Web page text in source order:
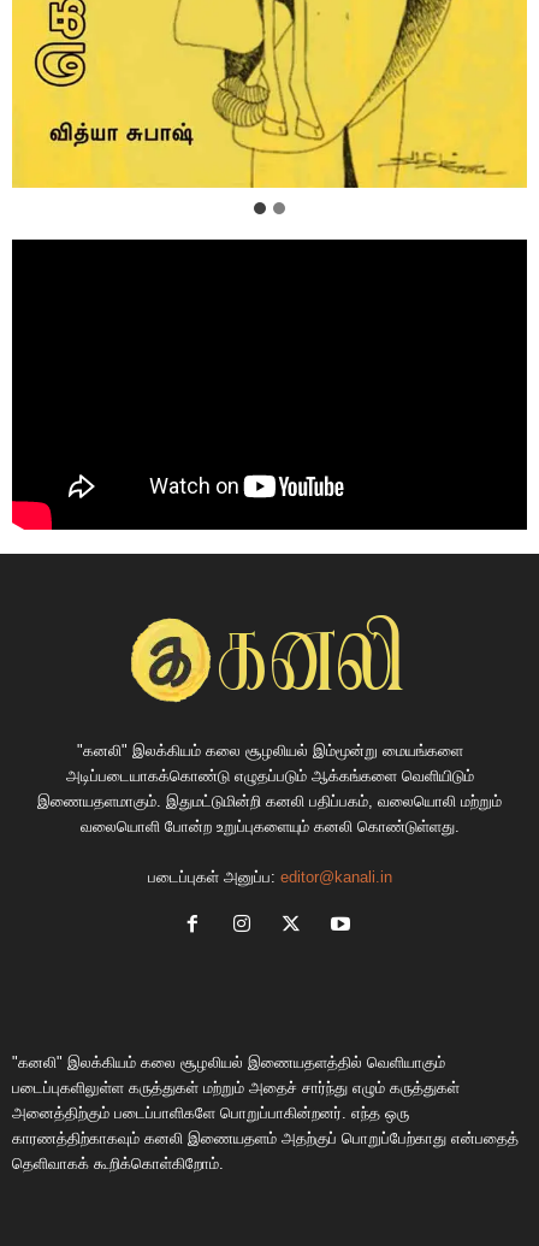
"கனலி" இலக்கியம் கலை சூழலியல் இம்மூன்று மையங்களை
அடிப்படையாகக்கொண்டு எழுதப்படும் ஆக்கங்களை வெளியிடும்
இணையதளமாகும். இதுமட்டுமின்றி கனலி பதிப்பகம், வலையொலி மற்றும்
வலையொளி போன்ற உறுப்புகளையும் கனலி கொண்டுள்ளது.
படைப்புகள் அனுப்ப: editor@kanali.in
"கனலி" இலக்கியம் கலை சூழலியல் இணையதளத்தில் வெளியாகும்
படைப்புகளிலுள்ள கருத்துகள் மற்றும் அதைச் சார்ந்து எழும் கருத்துகள்
அனைத்திற்கும் படைப்பாளிகளே பொறுப்பாகின்றனர். எந்த ஒரு
காரணத்திற்காகவும் கனலி இணையதளம் அதற்குப் பொறுப்பேற்காது என்பதைத்
தெளிவாகக் கூறிக்கொள்கிறோம்.